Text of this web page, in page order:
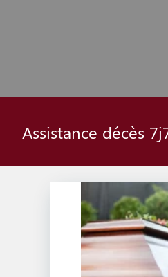
Assistance décès